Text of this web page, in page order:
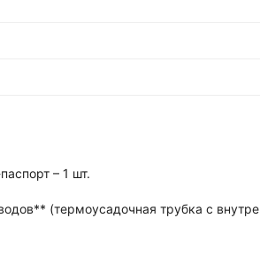
– 1 шт.
(термоусадочная трубка с